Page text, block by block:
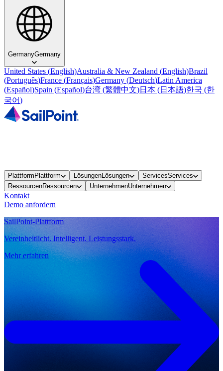
GermanyGermany
United States (English)Australia & New Zealand (English)Brazil
(Português)France (Français)Germany (Deutsch)Latin America
(Español)Spain (Español)台湾 (繁體中文)日本 (日本語)한국 (한
국어)
Plattform Plattform LösungenLösungen ServicesServices
RessourcenRessourcen UnternehmenUnternehmen
Kontakt
Demo anfordern
SailPoint-Plattform
Vereinheitlicht. Intelligent. Leistungsstark.
Mehr erfahren